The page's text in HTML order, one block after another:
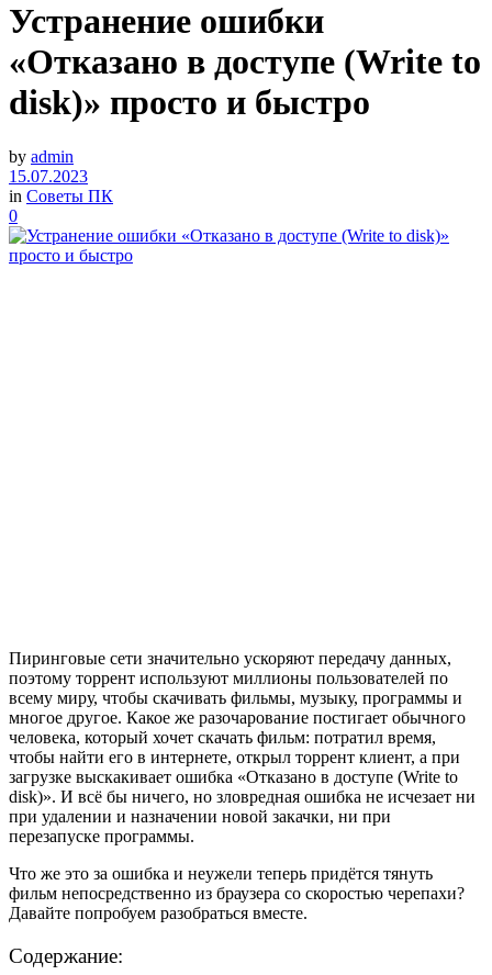
Устранение ошибки
«Отказано в доступе (Write to
disk)» просто и быстро
by admin
15.07.2023
in Советы ПК
0
Пиринговые сети значительно ускоряют передачу данных,
поэтому торрент используют миллионы пользователей по
всему миру, чтобы скачивать фильмы, музыку, программы и
многое другое. Какое же разочарование постигает обычного
человека, который хочет скачать фильм: потратил время,
чтобы найти его в интернете, открыл торрент клиент, а при
загрузке выскакивает ошибка «Отказано в доступе (Write to
disk)». И всё бы ничего, но зловредная ошибка не исчезает ни
при удалении и назначении новой закачки, ни при
перезапуске программы.
Что же это за ошибка и неужели теперь придётся тянуть
фильм непосредственно из браузера со скоростью черепахи?
Давайте попробуем разобраться вместе.
Содержание: